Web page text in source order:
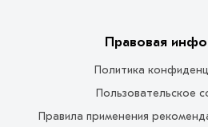
Правовая
Политика
Пользовательское
Правила применения